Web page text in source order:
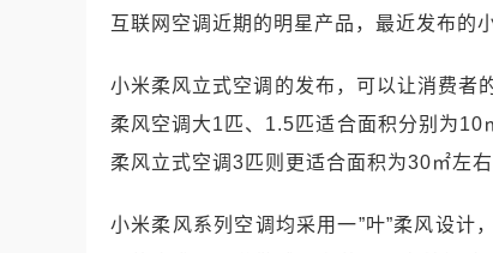
互联网空调近期的明星产品，最近发布的
小米柔风立式空调的发布，可以让消费者
柔风空调大1匹、1.5匹适合面积分别为
柔风立式空调3匹则更适合面积为30㎡左
小米柔风系列空调均采用一”叶”柔风设计